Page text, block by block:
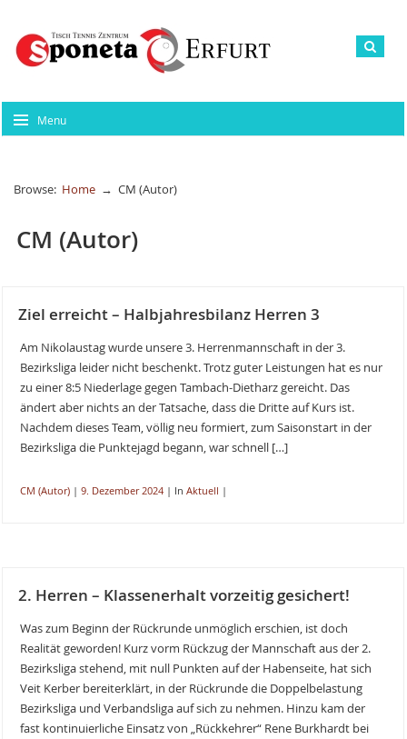
Menu
Browse: Home → CM (Autor)
CM (Autor)
Ziel erreicht – Halbjahresbilanz Herren 3
Am Nikolaustag wurde unsere 3. Herrenmannschaft in der 3.
Bezirksliga leider nicht beschenkt. Trotz guter Leistungen hat es nur
zu einer 8:5 Niederlage gegen Tambach-Dietharz gereicht. Das
ändert aber nichts an der Tatsache, dass die Dritte auf Kurs ist.
Nachdem dieses Team, völlig neu formiert, zum Saisonstart in der
Bezirksliga die Punktejagd begann, war schnell […]
CM (Autor)| 9. Dezember 2024| In Aktuell |
2. Herren – Klassenerhalt vorzeitig gesichert!
Was zum Beginn der Rückrunde unmöglich erschien, ist doch
Realität geworden! Kurz vorm Rückzug der Mannschaft aus der 2.
Bezirksliga stehend, mit null Punkten auf der Habenseite, hat sich
Veit Kerber bereiterklärt, in der Rückrunde die Doppelbelastung
Bezirksliga und Verbandsliga auf sich zu nehmen. Hinzu kam der
fast kontinuierliche Einsatz von „Rückkehrer“ Rene Burkhardt bei